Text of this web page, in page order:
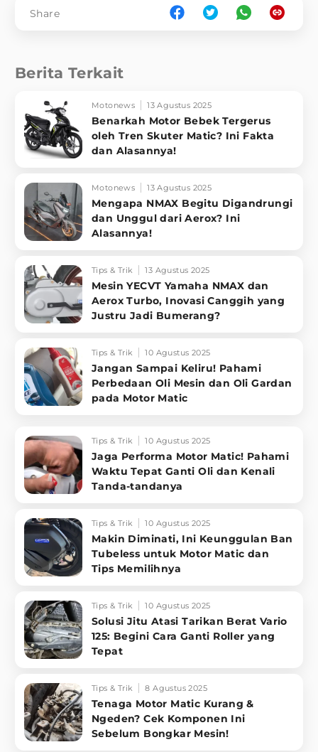
Share
Berita Terkait
Motonews 13 Agustus 2025
Benarkah Motor Bebek Tergerus
oleh Tren Skuter Matic? Ini Fakta
dan Alasannya!
Motonews 13 Agustus 2025
Mengapa NMAX Begitu Digandrungi
dan Unggul dari Aerox? Ini
Alasannya!
Tips & Trik 13 Agustus 2025
Mesin YECVT Yamaha NMAX dan
Aerox Turbo, Inovasi Canggih yang
Justru Jadi Bumerang?
Tips & Trik 10 Agustus 2025
Jangan Sampai Keliru! Pahami
Perbedaan Oli Mesin dan Oli Gardan
pada Motor Matic
Tips & Trik 10 Agustus 2025
Jaga Performa Motor Matic! Pahami
Waktu Tepat Ganti Oli dan Kenali
Tanda-tandanya
Tips & Trik 10 Agustus 2025
Makin Diminati, Ini Keunggulan Ban
Tubeless untuk Motor Matic dan
Tips Memilihnya
Tips & Trik 10 Agustus 2025
Solusi Jitu Atasi Tarikan Berat Vario
125: Begini Cara Ganti Roller yang
Tepat
Tips & Trik 8 Agustus 2025
Tenaga Motor Matic Kurang &
Ngeden? Cek Komponen Ini
Sebelum Bongkar Mesin!